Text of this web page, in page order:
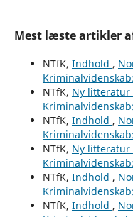
Mest læste artikler
NTfK, Indhold ,
NTfK, Ny litteratur
NTfK, Indhold ,
NTfK, Ny litteratur
NTfK, Indhold ,
NTfK, Indhold ,